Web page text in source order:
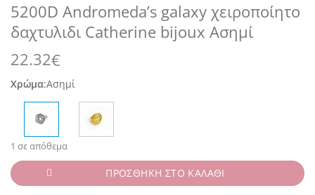
5200D Andromeda’s galaxy χειροποίητο
δαχτυλιδι Catherine bijoux Ασημί
22.32€
Χρώμα:Ασημί
1 σε απόθεμα
ΠΡΟΣΘΗΚΗ ΣΤΟ ΚΑΛΑΘΙ